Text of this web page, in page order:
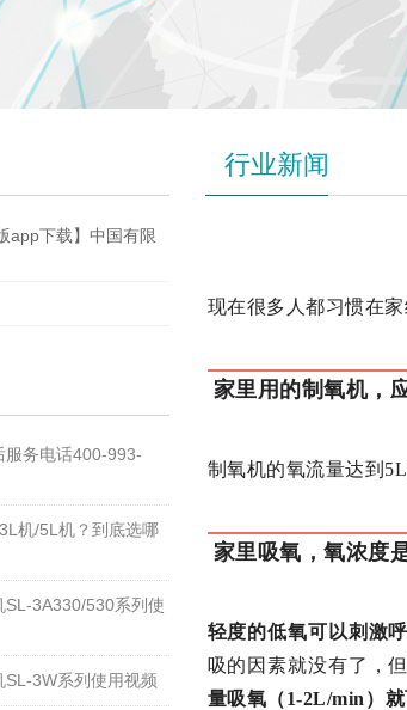
行业新闻
现在很多人都习惯在
家里用的制氧机，
制氧机的氧流量达到
家里吸氧，氧浓度
轻度的低氧可以刺激
吸的因素就没有了，
量吸氧（1-2L/min）就
app下载】中国有限
服务电话400-993-
机/5L机？到底选哪
SL-3A330/530系列使
SL-3W系列使用视频